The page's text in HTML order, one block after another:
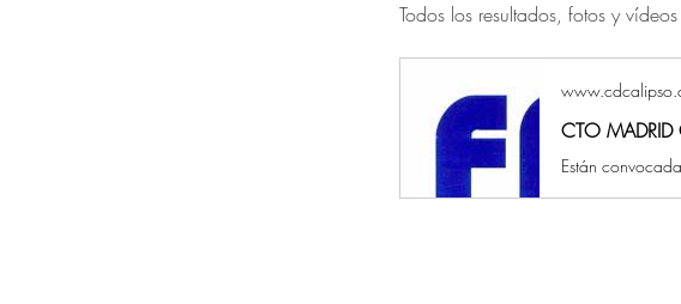
Todos los resultados, fotos y
CTO MADRID